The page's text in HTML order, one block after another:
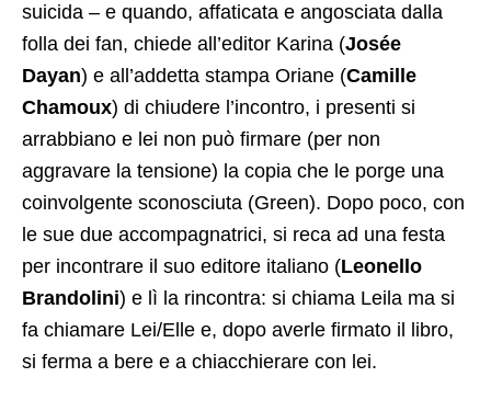
suicida – e quando, affaticata e angosciata dalla
folla dei fan, chiede all’editor Karina (Josée
Dayan) e all’addetta stampa Oriane (Camille
Chamoux) di chiudere l’incontro, i presenti si
arrabbiano e lei non può firmare (per non
aggravare la tensione) la copia che le porge una
coinvolgente sconosciuta (Green). Dopo poco, con
le sue due accompagnatrici, si reca ad una festa
per incontrare il suo editore italiano (Leonello
Brandolini) e lì la rincontra: si chiama Leila ma si
fa chiamare Lei/Elle e, dopo averle firmato il libro,
si ferma a bere e a chiacchierare con lei.